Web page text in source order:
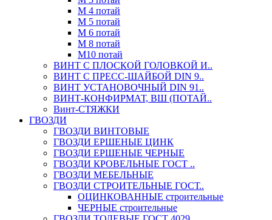
М 4 потай
М 5 потай
М 6 потай
М 8 потай
М10 потай
ВИНТ С ПЛОСКОЙ ГОЛОВКОЙ И..
ВИНТ С ПРЕСС-ШАЙБОЙ DIN 9..
ВИНТ УСТАНОВОЧНЫЙ DIN 91..
ВИНТ-КОНФИРМАТ, ВШ (ПОТАЙ..
Винт-СТЯЖКИ
ГВОЗДИ
ГВОЗДИ ВИНТОВЫЕ
ГВОЗДИ ЕРШЕНЫЕ ЦИНК
ГВОЗДИ ЕРШЕНЫЕ ЧЕРНЫЕ
ГВОЗДИ КРОВЕЛЬНЫЕ ГОСТ ..
ГВОЗДИ МЕБЕЛЬНЫЕ
ГВОЗДИ СТРОИТЕЛЬНЫЕ ГОСТ..
ОЦИНКОВАННЫЕ строительные
ЧЕРНЫЕ строительные